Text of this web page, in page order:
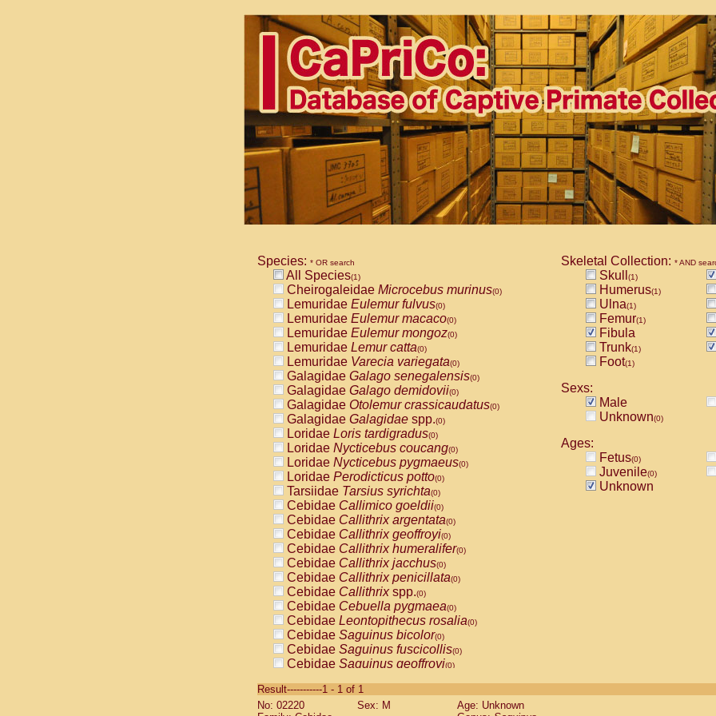
Species: * OR search
All Species(1)
Cheirogaleidae Microcebus murinus(0)
Lemuridae Eulemur fulvus(0)
Lemuridae Eulemur macaco(0)
Lemuridae Eulemur mongoz(0)
Lemuridae Lemur catta(0)
Lemuridae Varecia variegata(0)
Galagidae Galago senegalensis(0)
Galagidae Galago demidovii(0)
Galagidae Otolemur crassicaudatus(0)
Galagidae Galagidae spp.(0)
Loridae Loris tardigradus(0)
Loridae Nycticebus coucang(0)
Loridae Nycticebus pygmaeus(0)
Loridae Perodicticus potto(0)
Tarsiidae Tarsius syrichta(0)
Cebidae Callimico goeldii(0)
Cebidae Callithrix argentata(0)
Cebidae Callithrix geoffroyi(0)
Cebidae Callithrix humeralifer(0)
Cebidae Callithrix jacchus(0)
Cebidae Callithrix penicillata(0)
Cebidae Callithrixspp.(0)
Cebidae Cebuella pygmaea(0)
Cebidae Leontopithecus rosalia(0)
Cebidae Saguinus bicolor(0)
Cebidae Saguinus fuscicollis(0)
Cebidae Saguinus geoffroyi(0)
CebidaeSaguinus labiatus(0)
Cebidae Saguinus leucopus (0)
Skeletal Collection: * AND
Skull (1)
Humerus(1)
Ulna(1)
Femur(1)
Fibula
Trunk(1)
Foot(1)
Sexs:
Male
Unknown(0)
Ages:
Fetus(0)
Juvenile(0)
Unknown
Result-----------1 - 1 of 1
No: 02220
Sex: M
Age: Unknown